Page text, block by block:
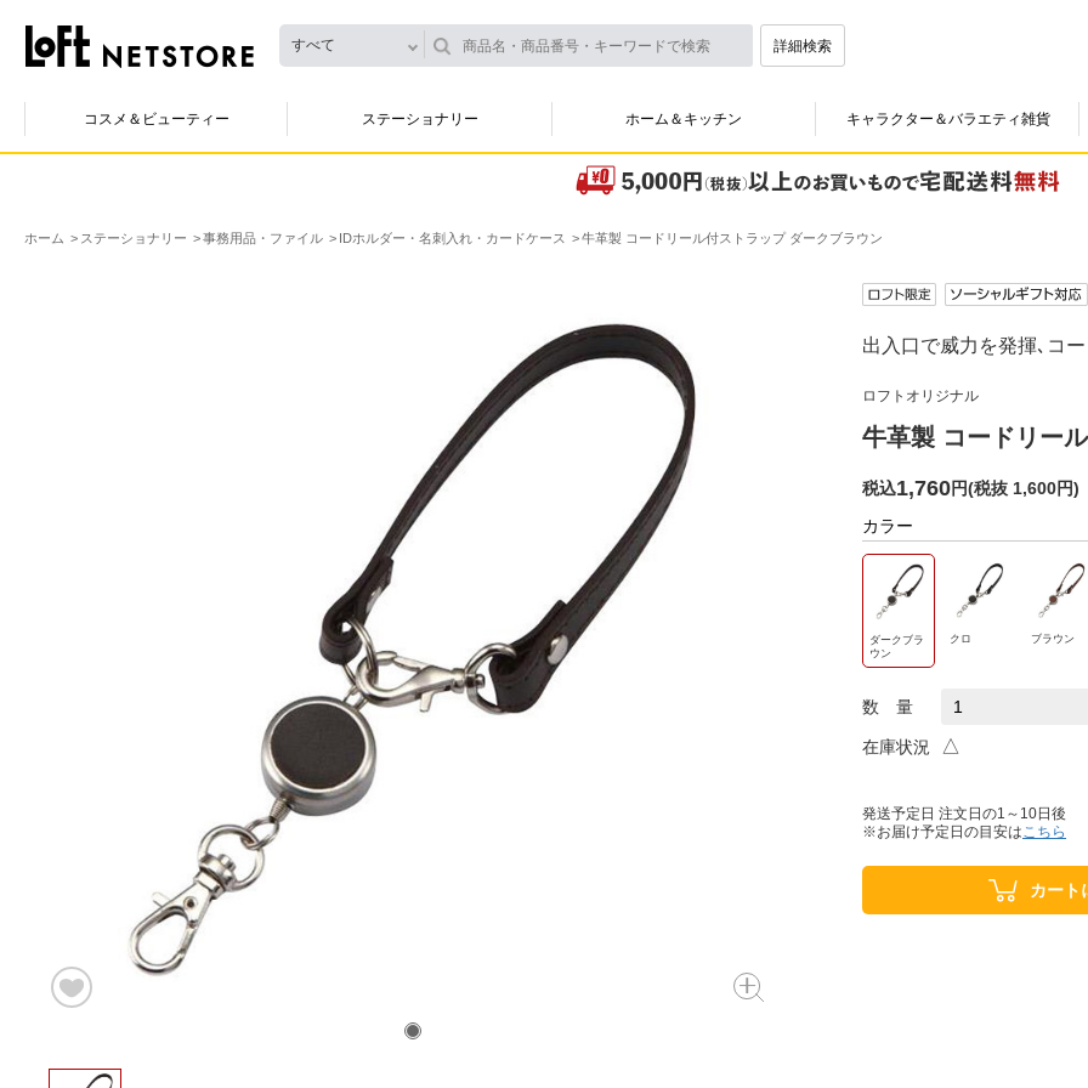
すべて 詳細検索
コスメ＆ビューティー ステーショナリー ホーム＆キッチン キャラクター＆バラエティ雑貨
ホーム ステーショナリー 事務用品・ファイル IDホルダー・名刺入れ・カードケース 牛革製 コードリール付ストラップ ダークブラウン
出入口で威力を発揮､コ
ロフトオリジナル
牛革製 コードリー
税込1,760円(税抜 1,600円)
カラー
ダークブラ
ウン
クロ ブラウン
数 量
在庫状況 △
発送予定日 注文日の1～10日後
※お届け予定日の目安はこちら
カート